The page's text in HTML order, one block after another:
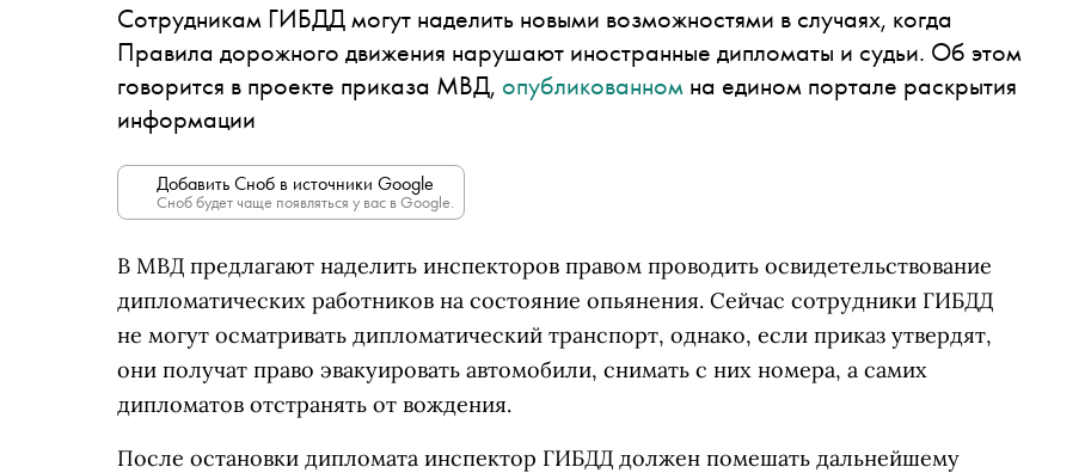
Сотрудникам ГИБДД могут наделить новыми возможностями в случаях, когда
Правила дорожного движения нарушают иностранные дипломаты и судьи. Об этом
говорится в проекте приказа МВД, опубликованном на едином портале раскрытия
информации
Добавить Сноб в источники Google
Сноб будет чаще появляться у вас в Google.
В МВД предлагают наделить инспекторов правом проводить освидетельствование
дипломатических работников на состояние опьянения. Сейчас сотрудники ГИБДД
не могут осматривать дипломатический транспорт, однако, если приказ утвердят,
они получат право эвакуировать автомобили, снимать с них номера, а самих
дипломатов отстранять от вождения.
После остановки дипломата инспектор ГИБДД должен помешать дальнейшему